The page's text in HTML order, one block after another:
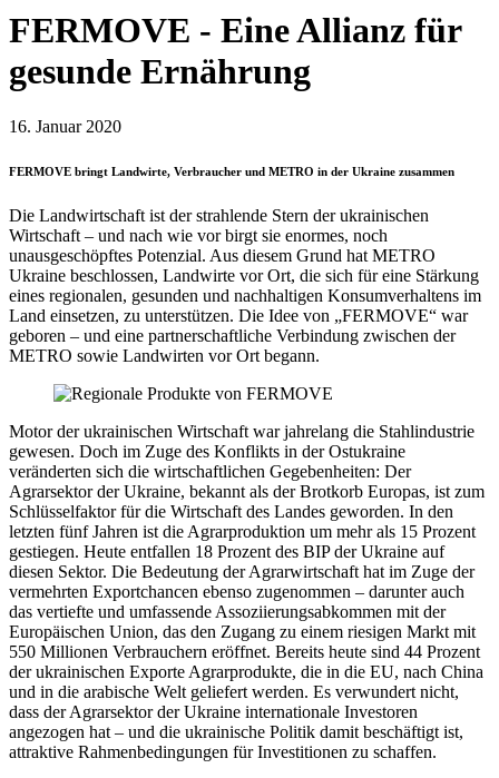
FERMOVE - Eine Allianz für
gesunde Ernährung
16. Januar 2020
FERMOVE bringt Landwirte, Verbraucher und METRO in der Ukraine zusammen
Die Landwirtschaft ist der strahlende Stern der ukrainischen
Wirtschaft – und nach wie vor birgt sie enormes, noch
unausgeschöpftes Potenzial. Aus diesem Grund hat METRO
Ukraine beschlossen, Landwirte vor Ort, die sich für eine Stärkung
eines regionalen, gesunden und nachhaltigen Konsumverhaltens im
Land einsetzen, zu unterstützen. Die Idee von „FERMOVE“ war
geboren – und eine partnerschaftliche Verbindung zwischen der
METRO sowie Landwirten vor Ort begann.
Motor der ukrainischen Wirtschaft war jahrelang die Stahlindustrie
gewesen. Doch im Zuge des Konflikts in der Ostukraine
veränderten sich die wirtschaftlichen Gegebenheiten: Der
Agrarsektor der Ukraine, bekannt als der Brotkorb Europas, ist zum
Schlüsselfaktor für die Wirtschaft des Landes geworden. In den
letzten fünf Jahren ist die Agrarproduktion um mehr als 15 Prozent
gestiegen. Heute entfallen 18 Prozent des BIP der Ukraine auf
diesen Sektor. Die Bedeutung der Agrarwirtschaft hat im Zuge der
vermehrten Exportchancen ebenso zugenommen – darunter auch
das vertiefte und umfassende Assoziierungsabkommen mit der
Europäischen Union, das den Zugang zu einem riesigen Markt mit
550 Millionen Verbrauchern eröffnet. Bereits heute sind 44 Prozent
der ukrainischen Exporte Agrarprodukte, die in die EU, nach China
und in die arabische Welt geliefert werden. Es verwundert nicht,
dass der Agrarsektor der Ukraine internationale Investoren
angezogen hat – und die ukrainische Politik damit beschäftigt ist,
attraktive Rahmenbedingungen für Investitionen zu schaffen.